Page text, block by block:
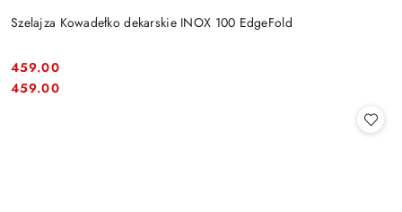
Szelajza Kowadełko dekarskie INOX 100 EdgeFold
Cena:
459.00
Cena:
459.00